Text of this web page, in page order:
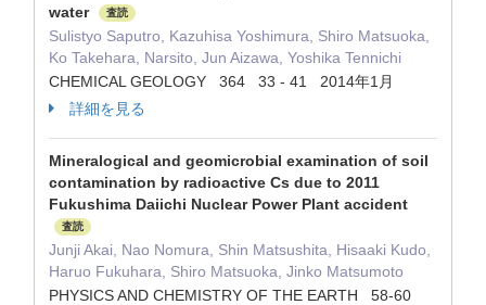
water
査読
Sulistyo Saputro, Kazuhisa Yoshimura, Shiro Matsuoka,
Ko Takehara, Narsito, Jun Aizawa, Yoshika Tennichi
CHEMICAL GEOLOGY 364 33 - 41 2014年1月
詳細を見る
Mineralogical and geomicrobial examination of soil
contamination by radioactive Cs due to 2011
Fukushima Daiichi Nuclear Power Plant accident
査読
Junji Akai, Nao Nomura, Shin Matsushita, Hisaaki Kudo,
Haruo Fukuhara, Shiro Matsuoka, Jinko Matsumoto
PHYSICS AND CHEMISTRY OF THE EARTH 58-60